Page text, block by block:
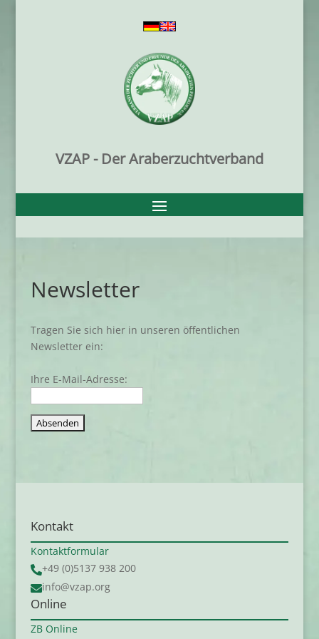
VZAP - Der Araberzuchtverband
Newsletter
Tragen Sie sich hier in unseren öffentlichen
Newsletter ein:
Ihre E-Mail-Adresse:
Kontakt
Kontaktformular
+49 (0)5137 938 200
info@vzap.org
Online
ZB Online